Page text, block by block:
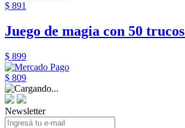
$ 891
Juego de magia con 50
$ 899
$ 809
Newsletter